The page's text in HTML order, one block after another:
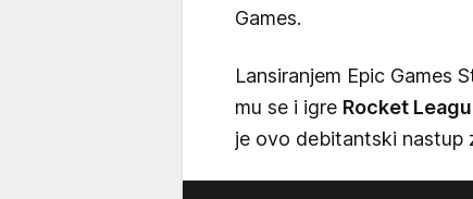
Games.
Lansiranjem Epic Games
mu se i igre Rocket
je ovo debitantski nastup